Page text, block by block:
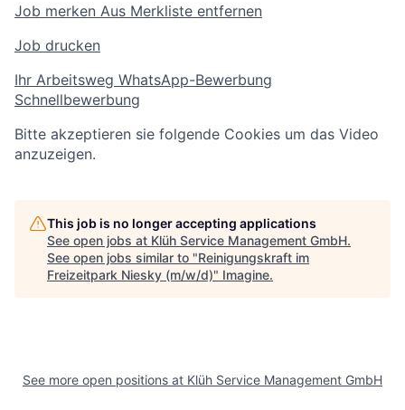
Job merken Aus Merkliste entfernen
Job drucken
Ihr Arbeitsweg WhatsApp-Bewerbung
Schnellbewerbung
Bitte akzeptieren sie folgende Cookies um das Video
anzuzeigen.
This job is no longer accepting applications
See open jobs at Klüh Service Management GmbH.
See open jobs similar to "Reinigungskraft im
Freizeitpark Niesky (m/w/d)" Imagine.
See more open positions at Klüh Service Management GmbH